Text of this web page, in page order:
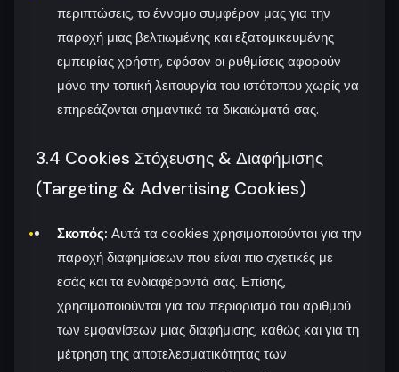
περιπτώσεις, το έννομο συμφέρον μας για την
παροχή μιας βελτιωμένης και εξατομικευμένης
εμπειρίας χρήστη, εφόσον οι ρυθμίσεις αφορούν
μόνο την τοπική λειτουργία του ιστότοπου χωρίς να
επηρεάζονται σημαντικά τα δικαιώματά σας.
3.4 Cookies Στόχευσης & Διαφήμισης
(Targeting & Advertising Cookies)
Σκοπός: Αυτά τα cookies χρησιμοποιούνται για την
παροχή διαφημίσεων που είναι πιο σχετικές με
εσάς και τα ενδιαφέροντά σας. Επίσης,
χρησιμοποιούνται για τον περιορισμό του αριθμού
των εμφανίσεων μιας διαφήμισης, καθώς και για τη
μέτρηση της αποτελεσματικότητας των